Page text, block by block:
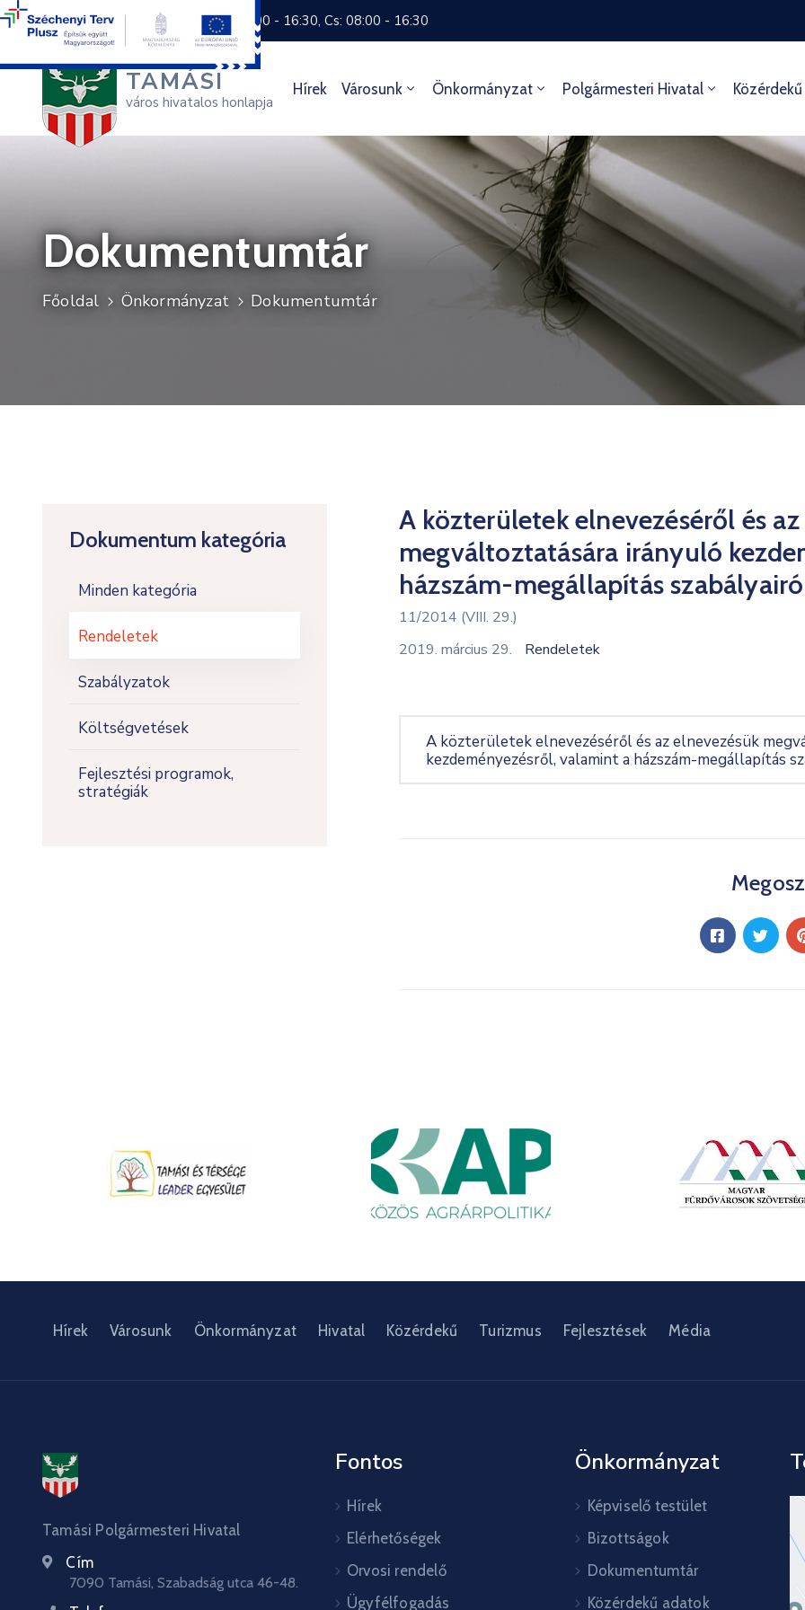
+36 74 570 800 H: 8:00 - 16:30, Cs: 08:00 - 16:30
TAMÁSI
város hivatalos honlapja
Hírek Városunk Önkormányzat Polgármesteri Hivatal Közérdekű
Dokumentumtár
Főoldal Önkormányzat Dokumentumtár
Dokumentum kategória
Minden kategória
Rendeletek
Szabályzatok
Költségvetések
Fejlesztési programok,
stratégiák
A közterületek elnevezéséről és
megváltoztatására irányuló
házszám-megállapítás
11/2014 (VIII. 29.)
2019. március 29.
Rendeletek
A közterületek elnevezéséről és az elnevezésük
kezdeményezésről, valamint a házszám-megállapítás
Hírek Városunk Önkormányzat Hivatal Közérdekű Turizmus Fejlesztések Média
Tamási Polgármesteri Hivatal
Cím
7090 Tamási, Szabadság utca 46-48.
Fontos
Hírek
Elérhetőségek
Orvosi rendelő
Ügyfélfogadás
Önkormányzat
Képviselő testület
Bizottságok
Dokumentumtár
Közérdekű adatok